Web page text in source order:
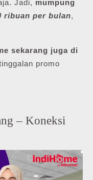
Jadi, mumpung
ribuan per bulan,
sekarang juga di
promo
– Koneksi